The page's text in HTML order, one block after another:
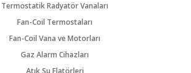
Termostatik Radyatör Vanaları
Fan-Coil Termostaları
Fan-Coil Vana ve Motorları
Gaz Alarm Cihazları
Atık Su Flatörleri